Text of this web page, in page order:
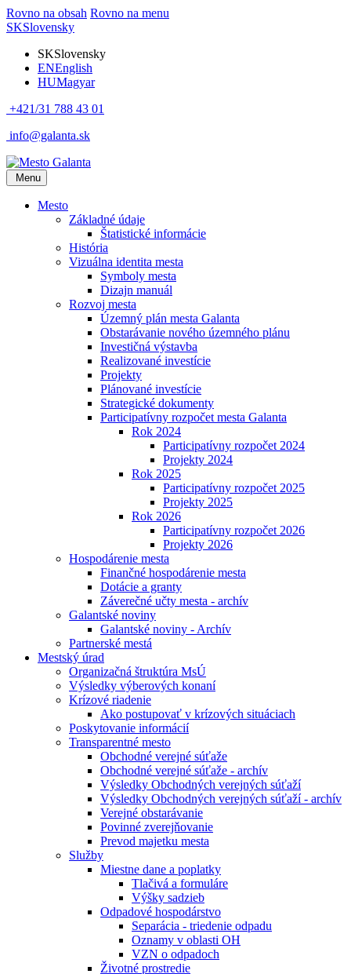
Rovno na obsah Rovno na menu
SKSlovensky
SKSlovensky
ENEnglish
HUMagyar
+421/31 788 43 01
info@galanta.sk
Menu
Mesto
Základné údaje
Štatistické informácie
História
Vizuálna identita mesta
Symboly mesta
Dizajn manuál
Rozvoj mesta
Územný plán mesta Galanta
Obstarávanie nového územného plánu
Investičná výstavba
Realizované investície
Projekty
Plánované investície
Strategické dokumenty
Participatívny rozpočet mesta Galanta
Rok 2024
Participatívny rozpočet 2024
Projekty 2024
Rok 2025
Participatívny rozpočet 2025
Projekty 2025
Rok 2026
Participatívny rozpočet 2026
Projekty 2026
Hospodárenie mesta
Finančné hospodárenie mesta
Dotácie a granty
Záverečné učty mesta - archív
Galantské noviny
Galantské noviny - Archív
Partnerské mestá
Mestský úrad
Organizačná štruktúra MsÚ
Výsledky výberových konaní
Krízové riadenie
Ako postupovať v krízových situáciach
Poskytovanie informácií
Transparentné mesto
Obchodné verejné súťaže
Obchodné verejné súťaže - archív
Výsledky Obchodných verejných súťaží
Výsledky Obchodných verejných súťaží - archív
Verejné obstarávanie
Povinné zverejňovanie
Prevod majetku mesta
Služby
Miestne dane a poplatky
Tlačivá a formuláre
Výšky sadzieb
Odpadové hospodárstvo
Separácia - triedenie odpadu
Oznamy v oblasti OH
VZN o odpadoch
Životné prostredie